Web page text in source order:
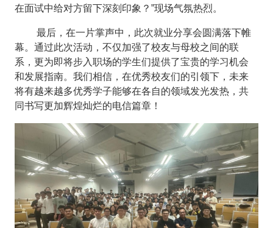
在面试中给对方留下深刻印象？”现场气氛热烈。
最后，在一片掌声中，此次就业分享会圆满落下帷
幕。通过此次活动，不仅加强了校友与母校之间的联
系，更为即将步入职场的学生们提供了宝贵的学习机会
和发展指南。我们相信，在优秀校友们的引领下，未来
将有越来越多优秀学子能够在各自的领域发光发热，共
同书写更加辉煌灿烂的电信篇章！